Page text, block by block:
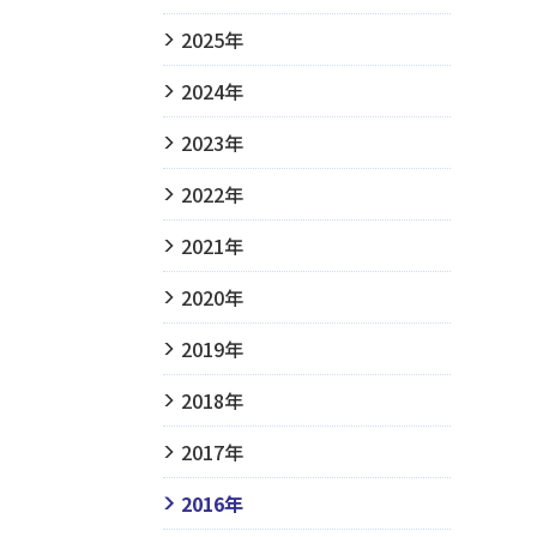
2025年
2024年
2023年
2022年
2021年
2020年
2019年
2018年
2017年
2016年